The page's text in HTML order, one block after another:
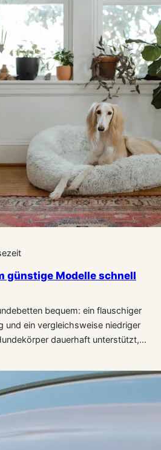
günstige Modelle schnell
bequem: ein flauschiger
und ein vergleichsweise niedriger
dauerhaft unterstützt,…